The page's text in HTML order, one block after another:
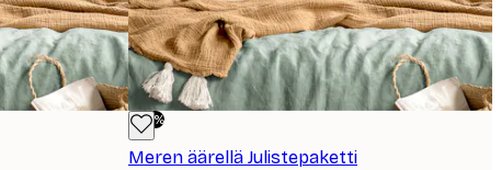
-50%
Meren äärellä Julistepaketti